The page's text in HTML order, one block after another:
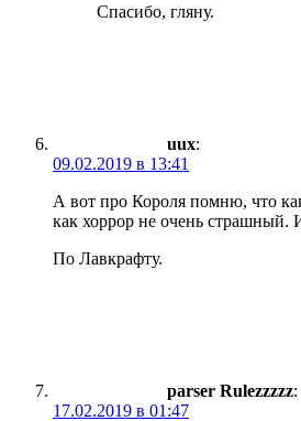
Спасибо, гляну.
uux:
09.02.2019 в 13:41
А вот про Короля помню, что
как хоррор не очень страшный.
По Лавкрафту.
parser Rulezzzzz:
17.02.2019 в 01:47